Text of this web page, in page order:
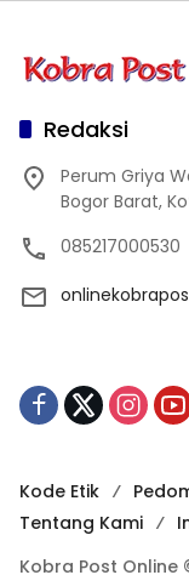
Redaksi
Perum Griya
Bogor Barat,
085217000530
Kode Etik
Tentang Kami
Kobra Post Online